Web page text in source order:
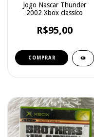
Jogo Nascar Thunder
2002 Xbox classico
R$95,00